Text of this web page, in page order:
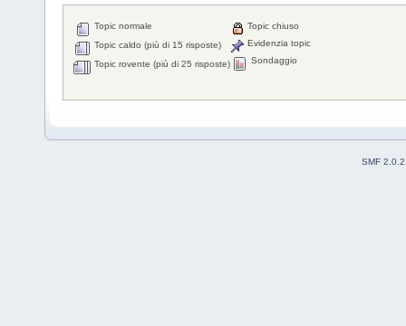
Topic normale
Topic caldo (più di 15 risposte)
Topic rovente (più di 25 risposte)
Topic chiuso
Evidenzia topic
Sondaggio
SMF 2.0.2